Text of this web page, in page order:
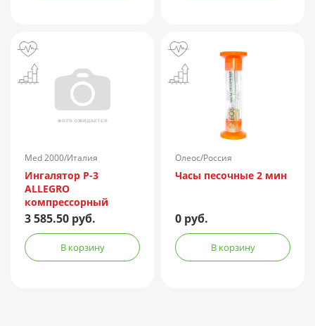
Med 2000/Италия
Ингалятор P-3
ALLEGRO
компрессорный
3 585.50 руб.
В корзину
Олеос/Россия
Часы песочные 2 мин
0 руб.
В корзину